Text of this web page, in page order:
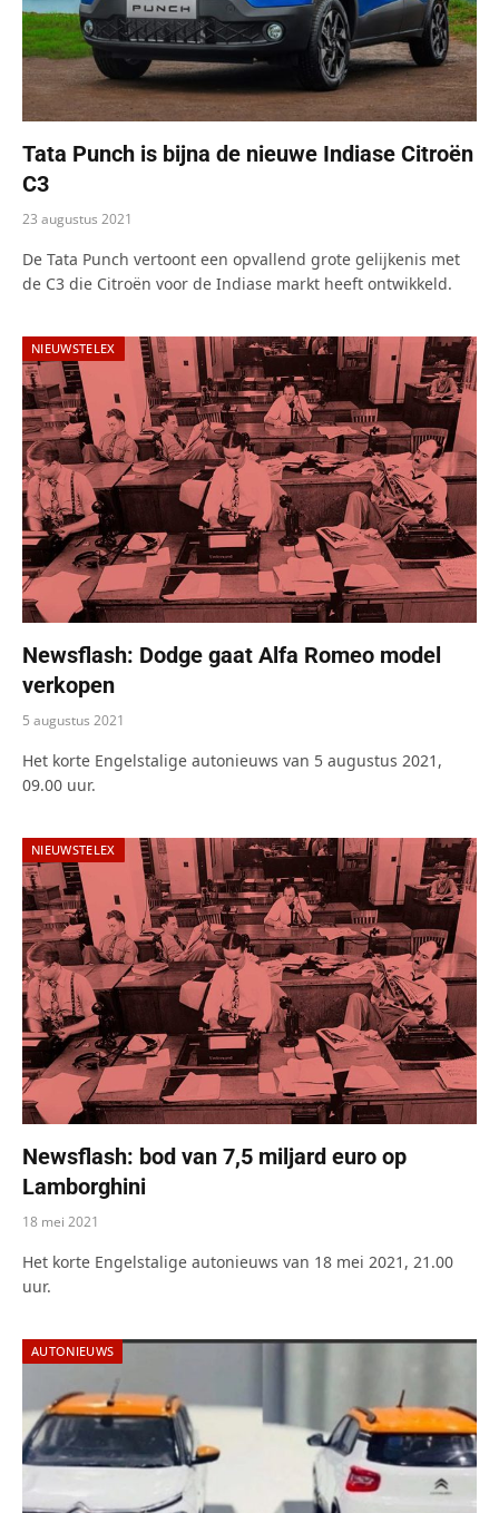
Tata Punch is bijna de nieuwe Indiase Citroën
C3
23 augustus 2021
De Tata Punch vertoont een opvallend grote gelijkenis met
de C3 die Citroën voor de Indiase markt heeft ontwikkeld.
NIEUWSTELEX
Newsflash: Dodge gaat Alfa Romeo model
verkopen
5 augustus 2021
Het korte Engelstalige autonieuws van 5 augustus 2021,
09.00 uur.
NIEUWSTELEX
Newsflash: bod van 7,5 miljard euro op
Lamborghini
18 mei 2021
Het korte Engelstalige autonieuws van 18 mei 2021, 21.00
uur.
AUTONIEUWS